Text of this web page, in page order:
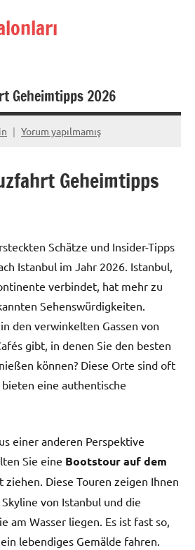
Geheimtipps 2026
Yorum yapılmamış
Geheimtipps
Schätze und Insider-Tipps
Istanbul im Jahr 2026. Istanbul,
verbindet, hat mehr zu
Sehenswürdigkeiten.
den verwinkelten Gassen von
gibt, in denen Sie den besten
können? Diese Orte sind oft
eine authentische
einer anderen Perspektive
Sie eine Bootstour auf dem
ziehen. Diese Touren zeigen Ihnen
von Istanbul und die
am Wasser liegen. Es ist fast so,
lebendiges Gemälde fahren.